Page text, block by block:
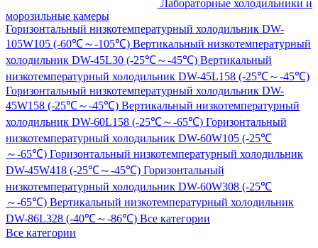
Лабораторные холодильники и
морозильные камеры
Горизонтальный низкотемпературный холодильник DW-
105W105 (-60℃～-105℃) Вертикальный низкотемпературный
холодильник DW-45L30 (-25℃～-45℃) Вертикальный
низкотемпературный холодильник DW-45L158 (-25℃～-45℃)
Горизонтальный низкотемпературный холодильник DW-
45W158 (-25℃～-45℃) Вертикальный низкотемпературный
холодильник DW-60L158 (-25℃～-65℃) Горизонтальный
низкотемпературный холодильник DW-60W105 (-25℃
～-65℃) Горизонтальный низкотемпературный холодильник
DW-45W418 (-25℃～-45℃) Горизонтальный
низкотемпературный холодильник DW-60W308 (-25℃
～-65℃) Вертикальный низкотемпературный холодильник
DW-86L328 (-40℃～-86℃) Все категории
Все категории